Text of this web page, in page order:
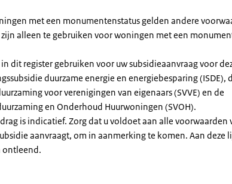
met een monumentenstatus gelden andere
alleen te gebruiken voor woningen met een
dit register gebruiken voor uw subsidieaanvraag voor
duurzame energie en energiebesparing (ISDE),
voor verenigingen van eigenaars (SVVE) en de
en Onderhoud Huurwoningen (SVOH).
is indicatief. Zorg dat u voldoet aan alle voorwaarden
aanvraagt, om in aanmerking te komen. Aan deze
ontleend.